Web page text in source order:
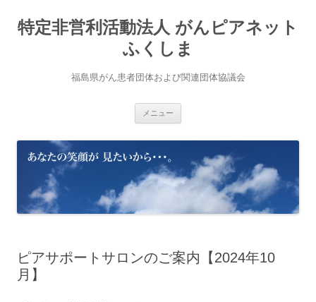
テ
ン
特定非営利活動法人 がんピアネット
ふくしま
福島県がん患者団体および関連団体協議会
メニュー
ピアサポートサロンのご案内【2024年10
月】